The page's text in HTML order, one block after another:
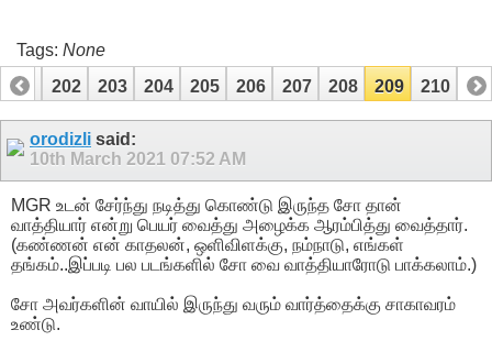
Tags: None
201
202 203 204 205 206 207 208 209 210
orodizli said:
10th March 2021 07:52 AM
MGR உடன் சேர்ந்து நடித்து கொண்டு இருந்த சோ தான்
வாத்தியார் என்று பெயர் வைத்து அழைக்க ஆரம்பித்து வைத்தார்.
(கண்ணன் என் காதலன், ஒளிவிளக்கு, நம்நாடு, எங்கள்
தங்கம்..இப்படி பல படங்களில் சோ வை வாத்தியாரோடு பாக்கலாம்.)
சோ அவர்களின் வாயில் இருந்து வரும் வார்த்தைக்கு சாகாவரம்
உண்டு.